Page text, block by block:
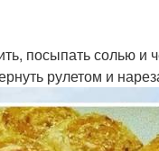
посыпать солью
рулетом и